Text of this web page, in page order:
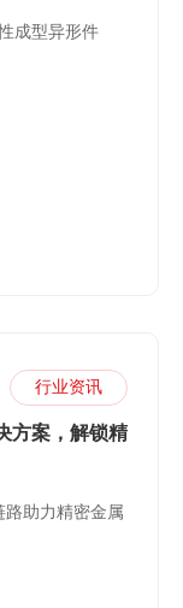
成型异形件
行业资讯
方案，解锁精
路助力精密金属